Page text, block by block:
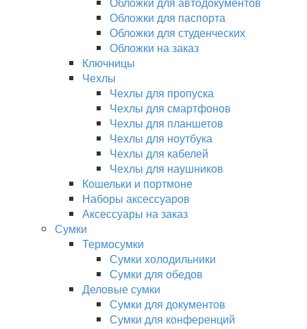
Обложки для паспорта
Обложки для студенческих
Обложки на заказ
Ключницы
Чехлы
Чехлы для пропуска
Чехлы для смартфонов
Чехлы для планшетов
Чехлы для ноутбука
Чехлы для кабелей
Чехлы для наушников
Кошельки и портмоне
Наборы аксессуаров
Аксессуары на заказ
Сумки
Термосумки
Сумки холодильники
Сумки для обедов
Деловые сумки
Сумки для документов
Сумки для конференций